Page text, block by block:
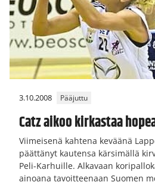
3.10.2008 Pääjuttu
Catz aikoo kirkastaa
Viimeisenä kahtena keväänä
päättänyt kautensa kärsimällä
Peli-Karhuille. Alkavaan
ainoana tavoitteenaan Suomen